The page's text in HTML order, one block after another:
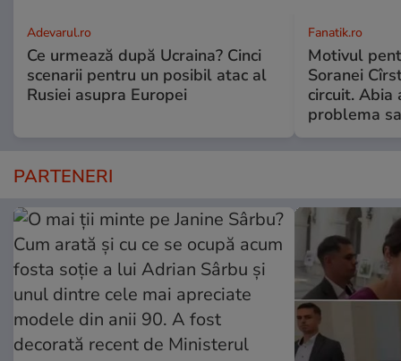
Adevarul.ro
Ce urmează după Ucraina? Cinci
scenarii pentru un posibil atac al
Rusiei asupra Europei
Fanatik.ro
Motivul
Soranei
circuit. Abia
problema
PARTENERI